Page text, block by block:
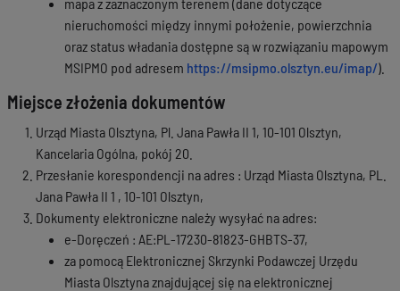
nieruchomości między innymi położenie, powierzchnia
oraz status władania dostępne są w rozwiązaniu mapowym
MSIPMO pod adresem https://msipmo.olsztyn.eu/imap/).
Miejsce złożenia dokumentów
Urząd Miasta Olsztyna, Pl. Jana Pawła II 1, 10-101 Olsztyn,
Kancelaria Ogólna, pokój 20.
Przesłanie korespondencji na adres : Urząd Miasta Olsztyna, PL.
Jana Pawła II 1 , 10-101 Olsztyn,
Dokumenty elektroniczne należy wysyłać na adres:
e-Doręczeń : AE:PL-17230-81823-GHBTS-37,
za pomocą Elektronicznej Skrzynki Podawczej Urzędu
Miasta Olsztyna znajdującej się na elektronicznej